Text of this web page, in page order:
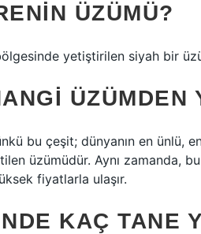
ÜZÜMÜ?
yetiştirilen siyah bir
ÜZÜMDEN
bu çeşit; dünyanın en ünlü,
üzümüdür. Aynı zamanda,
fiyatlarla ulaşır.
KAÇ TANE